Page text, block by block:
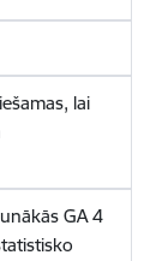
lai
GA 4